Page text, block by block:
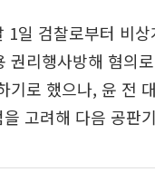
일 검찰로부터 비
권리행사방해 혐의
기로 했으나, 윤 전
고려해 다음 공판